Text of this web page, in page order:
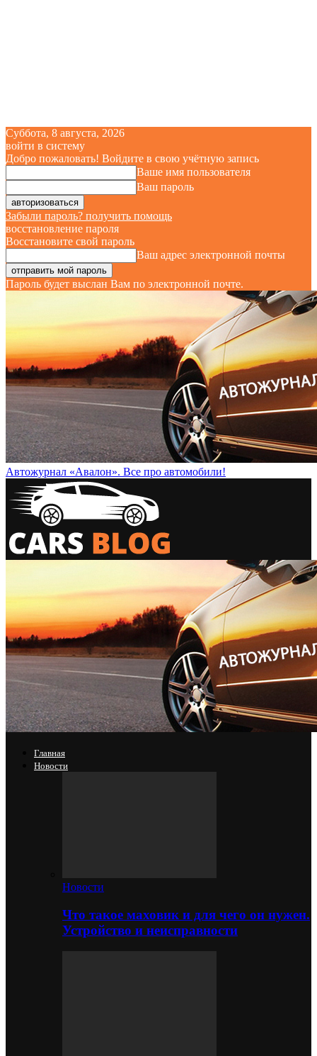
Суббота, 8 августа, 2026
войти в систему
Добро пожаловать! Войдите в свою учётную запись
Ваше имя пользователя
Ваш пароль
Забыли пароль? получить помощь
восстановление пароля
Восстановите свой пароль
Ваш адрес электронной почты
Пароль будет выслан Вам по электронной почте.
Автожурнал «Авалон». Все про автомобили!
Главная
Новости
Новости
Что такое маховик и для чего он нужен.
Устройство и неисправности